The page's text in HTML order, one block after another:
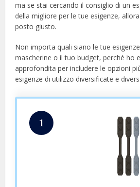
ma se stai cercando il consiglio di un
della migliore per le tue esigenze,
posto giusto.
Non importa quali siano le tue
mascherine o il tuo budget, perché ho
approfondita per includere le opzioni
esigenze di utilizzo diversificate e
1